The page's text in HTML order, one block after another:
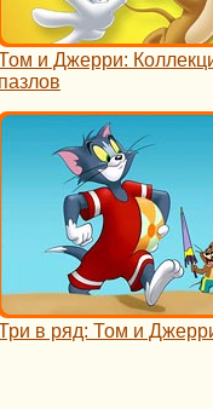
и Джерри:
пазлов
в ряд: Том и